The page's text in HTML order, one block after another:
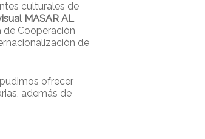
culturales de
MASAR AL
de Cooperación
de
ofrecer
además de